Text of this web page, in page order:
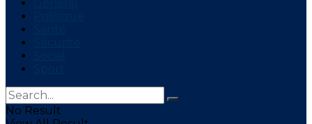
No Result